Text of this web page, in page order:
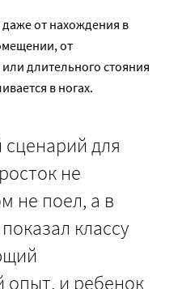
от нахождения в
от
длительного стояния
в ногах.
для
не
не поел, а в
классу
опыт, и ребенок